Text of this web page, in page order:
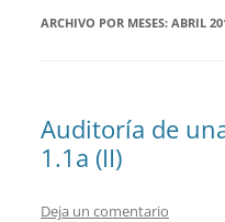
ARCHIVO POR MESES: ABRIL
Auditoría de
1.1a (II)
Deja un comentario